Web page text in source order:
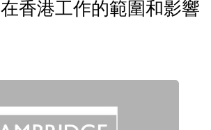
香港工作的範圍和影響